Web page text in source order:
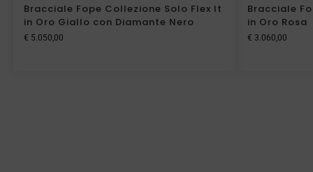
Bracciale Fope Collezione Solo Flex It
in Oro Giallo con Diamante Nero
€ 5.050,00
Bracciale
in Oro Rosa
€ 3.060,00